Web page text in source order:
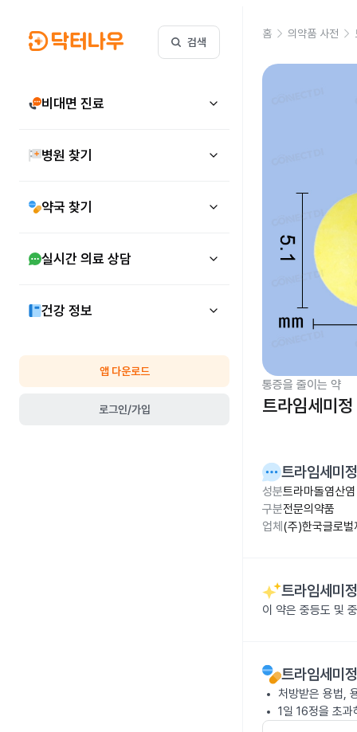
검색
비대면 진료
병원 찾기
약국 찾기
실시간 의료 상담
건강 정보
앱 다운로드
로그인/가입
홈 의약품 사전
통증을 줄이는 약
트라임세미정
트라임세미정
성분트라마돌염산
구분전문의약품
업체 (주)한국글로벌
트라임세미정
이 약은 중등도 및
트라임세미정
처방받은 용법,
1일 16정을 초